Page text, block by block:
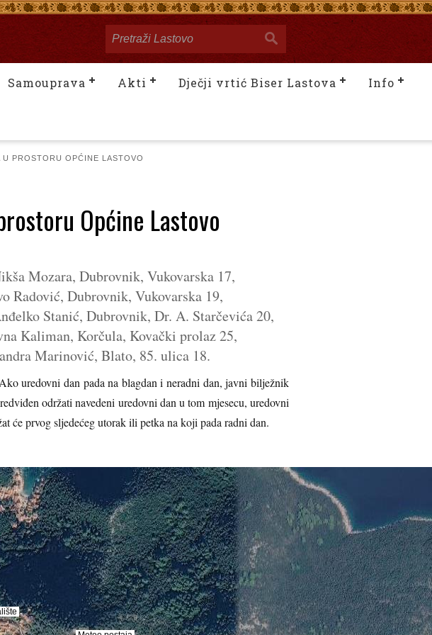
Samouprava Akti Dječji vrtić Biser Lastova Info
PROSTORU OPĆINE LASTOVO
Općine Lastovo
Mozara, Dubrovnik, Vukovarska 17,
Radović, Dubrovnik, Vukovarska 19,
Stanić, Dubrovnik, Dr. A. Starčevića 20,
Kaliman, Korčula, Kovački prolaz 25,
Marinović, Blato, 85. ulica 18.
dan pada na blagdan i neradni dan, javni bilježnik
održati navedeni uredovni dan u tom mjesecu, uredovni
će prvog sljedećeg utorak ili petka na koji pada radni dan.